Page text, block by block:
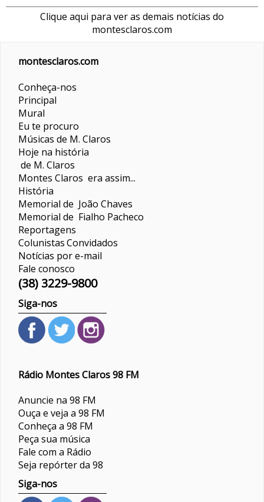
Clique aqui para ver as demais notícias do
montesclaros.com
montesclaros.com
Conheça-nos
Principal
Mural
Eu te procuro
Músicas de M. Claros
Hoje na história
de M. Claros
Montes Claros era assim...
História
Memorial de João Chaves
Memorial de Fialho Pacheco
Reportagens
ColunistasConvidados
Notícias por e-mail
Fale conosco
(38) 3229-9800
Siga-nos
Rádio Montes Claros 98 FM
Anuncie na 98 FM
Ouça e veja a 98 FM
Conheça a 98 FM
Peça sua música
Fale com a Rádio
Seja repórter da 98
Siga-nos